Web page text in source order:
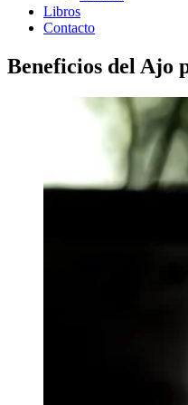
Libros
Contacto
Beneficios del Ajo